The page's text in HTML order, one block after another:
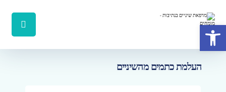
פתח סרגל נגישות
העלמת כתמים מהשיניים